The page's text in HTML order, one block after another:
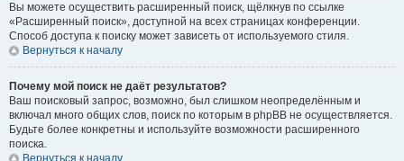
Вы можете осуществить расширенный поиск, щёлкнув по ссылке
«Расширенный поиск», доступной на всех страницах конференции.
Способ доступа к поиску может зависеть от используемого стиля.
Вернуться к началу
Почему мой поиск не даёт результатов?
Ваш поисковый запрос, возможно, был слишком неопределённым и
включал много общих слов, поиск по которым в phpBB не осуществляется.
Будьте более конкретны и используйте возможности расширенного
поиска.
Вернуться к началу